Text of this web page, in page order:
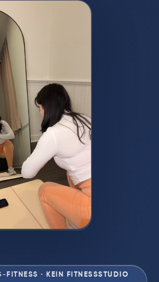
FITNESS · KEIN FITNESSSTUDIO